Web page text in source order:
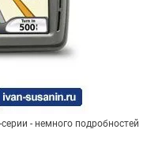
- немного подробностей